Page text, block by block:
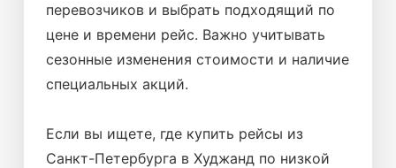
перевозчиков и выбрать подходящий по
цене и времени рейс. Важно учитывать
сезонные изменения стоимости и наличие
специальных акций.
Если вы ищете, где купить рейсы из
Санкт-Петербурга в Худжанд по низкой